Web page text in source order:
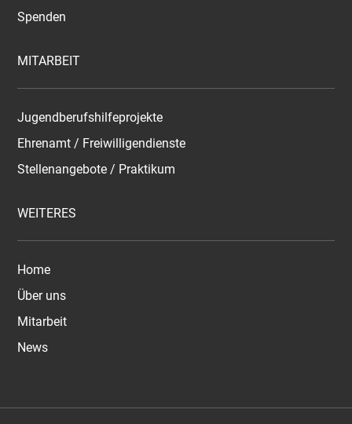
Spenden
MITARBEIT
Jugendberufshilfeprojekte
Ehrenamt / Freiwilligendienste
Stellenangebote / Praktikum
WEITERES
Home
Über uns
Mitarbeit
News